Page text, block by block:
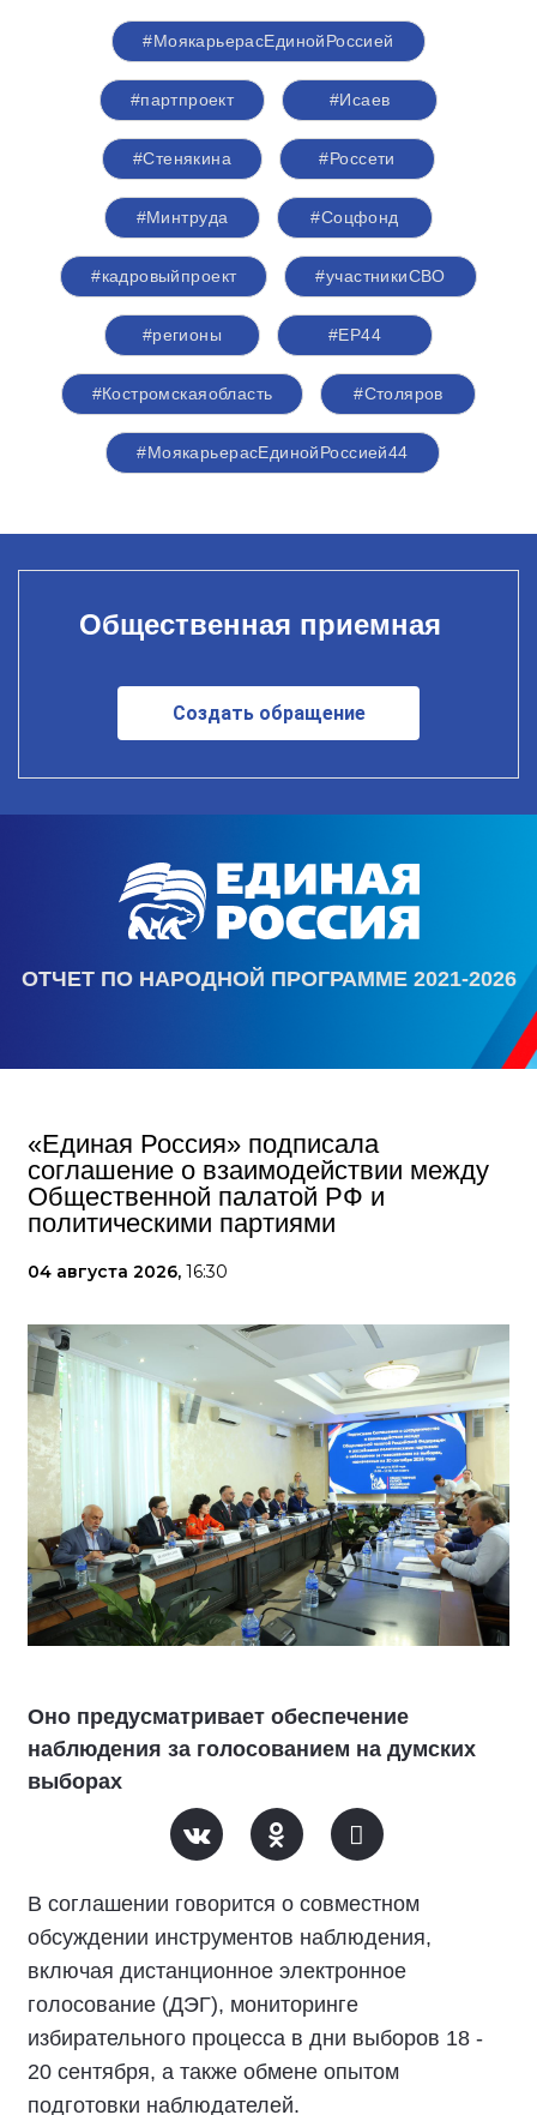
#МоякарьерасЕдинойРоссией
#партпроект #Исаев
#Стенякина #Россети
#Минтруда #Соцфонд
#кадровыйпроект #участникиСВО
#регионы #ЕР44
#Костромскаяобласть #Столяров
#МоякарьерасЕдинойРоссией44
Общественная приемная
Создать обращение
ОТЧЕТ ПО НАРОДНОЙ ПРОГРАММЕ 2021-2026
«Единая Россия» подписала
соглашение о взаимодействии между
Общественной палатой РФ и
политическими партиями
04 августа 2026, 16:30
Оно предусматривает обеспечение
наблюдения за голосованием на думских
выборах
В соглашении говорится о совместном
обсуждении инструментов наблюдения,
включая дистанционное электронное
голосование (ДЭГ), мониторинге
избирательного процесса в дни выборов 18 -
20 сентября, а также обмене опытом
подготовки наблюдателей.